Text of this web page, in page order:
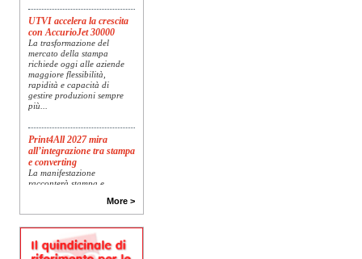
UTVI accelera la crescita
con AccurioJet 30000
La trasformazione del
mercato della stampa
richiede oggi alle aziende
maggiore flessibilità,
rapidità e capacità di
gestire produzioni sempre
più...
Print4All 2027 mira
all’integrazione tra stampa
e converting
La manifestazione
racconterà stampa e
More >